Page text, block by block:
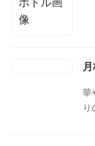
華
り